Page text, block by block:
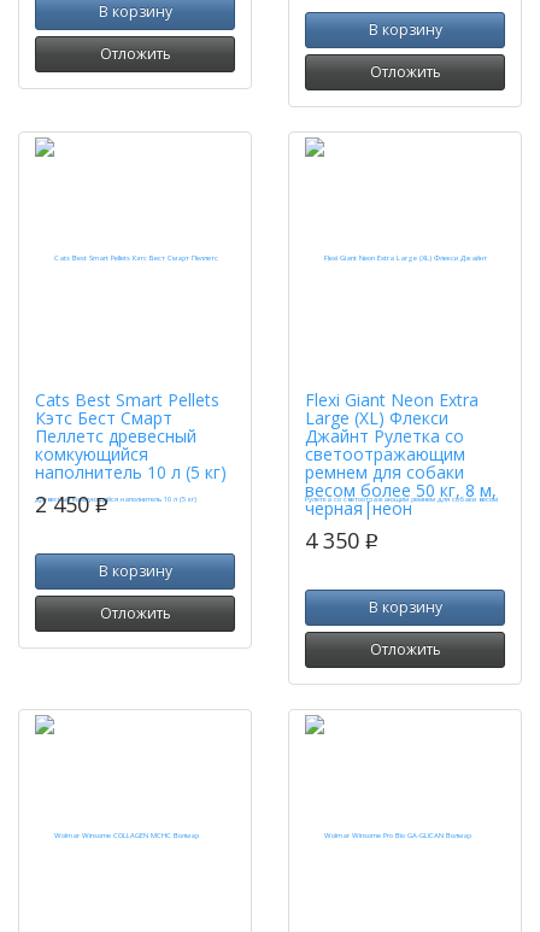
В корзину
Отложить
В корзину
Отложить
Cats Best Smart Pellets
Кэтс Бест Смарт
Пеллетс древесный
комкующийся
наполнитель 10 л (5 кг)
2 450p
В корзину
Отложить
Flexi Giant Neon Extra
Large (XL) Флекси
Джайнт Рулетка со
светоотражающим
ремнем для собаки
весом более 50 кг, 8 м,
черная|неон
4 350 p
В корзину
Отложить